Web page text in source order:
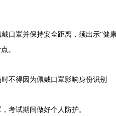
罩并保持安全距离，须出示“健康
。
得因为佩戴口罩影响身份识别
试期间做好个人防护。